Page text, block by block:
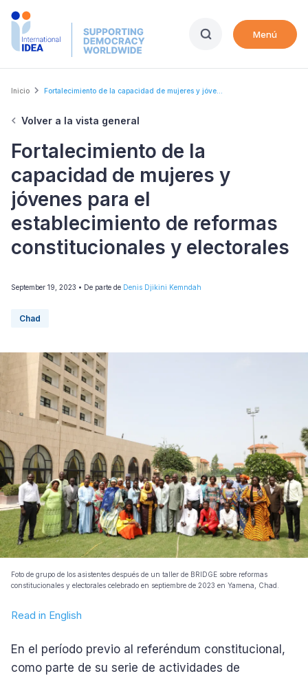
Skip
Menú
Breadcrumb
Inicio Fortalecimiento de la capacidad de mujeres y jóve...
Volver a la vista general
Fortalecimiento de la
capacidad de mujeres y
jóvenes para el
establecimiento de reformas
constitucionales y electorales
September 19, 2023 • De parte de Denis Djikini Kemndah
Chad
Foto de grupo de los asistentes después de un taller de BRIDGE sobre reformas
constitucionales y electorales celebrado en septiembre de 2023 en Yamena, Chad.
Read in English
En el período previo al referéndum constitucional,
como parte de su serie de actividades de